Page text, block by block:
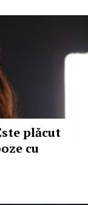
plăcut
cu